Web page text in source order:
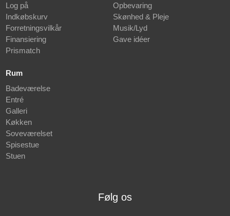
Log på
Indkøbskurv
Forretningsvilkår
Finansiering
Prismatch
Opbevaring
Skønhed & Pleje
Musik/Lyd
Gave idéer
Rum
Badeværelse
Entré
Galleri
Køkken
Soveværelset
Spisestue
Stuen
Følg os